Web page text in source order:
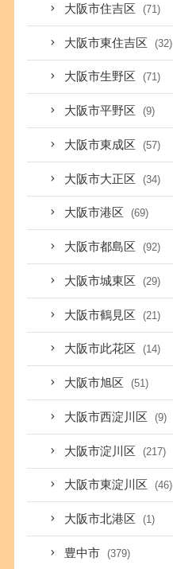
大阪市住吉区 (71)
大阪市東住吉区 (32)
大阪市生野区 (71)
大阪市平野区 (9)
大阪市東成区 (57)
大阪市大正区 (34)
大阪市港区 (69)
大阪市都島区 (92)
大阪市城東区 (29)
大阪市鶴見区 (21)
大阪市此花区 (14)
大阪市旭区 (51)
大阪市西淀川区 (9)
大阪市淀川区 (217)
大阪市東淀川区 (46)
大阪市北港区 (1)
豊中市 (379)